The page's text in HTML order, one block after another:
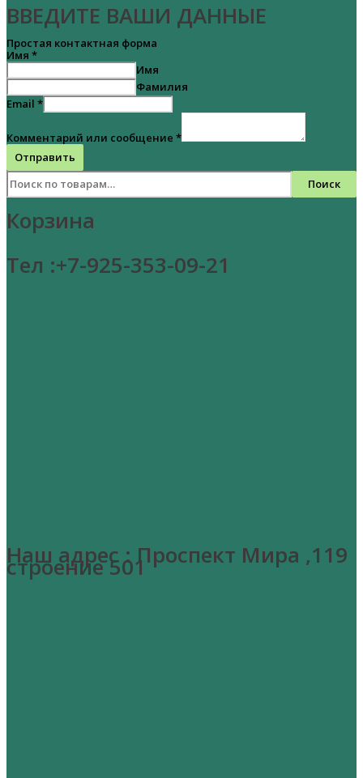
ВВЕДИТЕ ВАШИ ДАННЫЕ
Простая контактная форма
Имя *
Имя
Фамилия
Email *
Комментарий или сообщение *
Отправить
Поиск
Корзина
Тел :+7-925-353-09-21
Наш адрес : Проспект Мира ,119
строение 501